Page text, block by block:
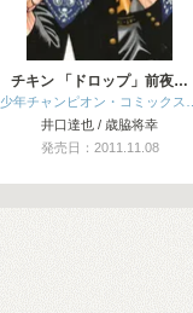
チキン 「ドロップ」前夜…
少年チャンピオン・コミックス…
井口達也 / 歳脇将幸
発売日：2011.11.08